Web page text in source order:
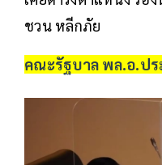
ชวน หลีกภัย
คณะรัฐบาล พล.อ.ป